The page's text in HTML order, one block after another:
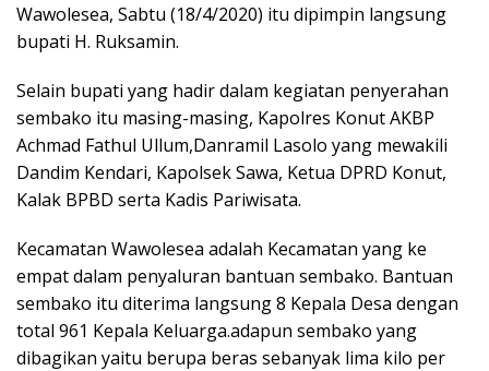
Wawolesea, Sabtu (18/4/2020) itu dipimpin langsung
bupati H. Ruksamin.
Selain bupati yang hadir dalam kegiatan penyerahan
sembako itu masing-masing, Kapolres Konut AKBP
Achmad Fathul Ullum,Danramil Lasolo yang mewakili
Dandim Kendari, Kapolsek Sawa, Ketua DPRD Konut,
Kalak BPBD serta Kadis Pariwisata.
Kecamatan Wawolesea adalah Kecamatan yang ke
empat dalam penyaluran bantuan sembako. Bantuan
sembako itu diterima langsung 8 Kepala Desa dengan
total 961 Kepala Keluarga.adapun sembako yang
dibagikan yaitu berupa beras sebanyak lima kilo per